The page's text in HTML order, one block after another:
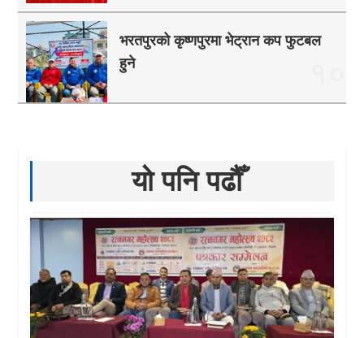
भरतपुरको कृष्णपुरमा भेट्रान कप फुटबल
हुने
यो पनि पढौँ